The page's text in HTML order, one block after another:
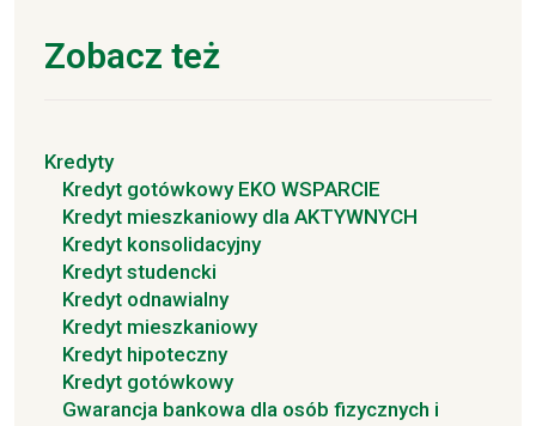
Zobacz też
Kredyty
Kredyt gotówkowy EKO WSPARCIE
Kredyt mieszkaniowy dla AKTYWNYCH
Kredyt konsolidacyjny
Kredyt studencki
Kredyt odnawialny
Kredyt mieszkaniowy
Kredyt hipoteczny
Kredyt gotówkowy
Gwarancja bankowa dla osób fizycznych i